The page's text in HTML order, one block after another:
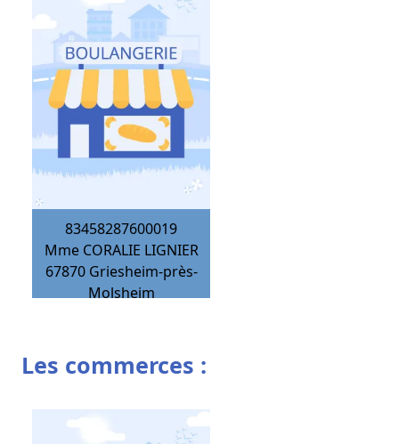
83458287600019
Mme CORALIE LIGNIER
67870 Griesheim-près-
Molsheim
Les commerces :